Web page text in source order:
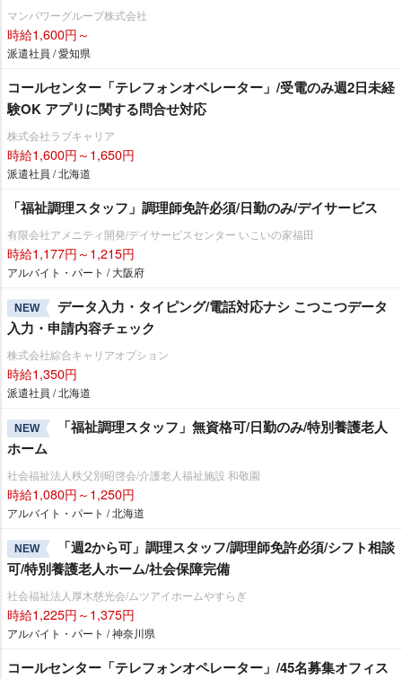
マンパワーグループ株式会社
時給1,600円～
派遣社員 / 愛知県
コールセンター「テレフォンオペレーター」/受電のみ週2日未経
験OK アプリに関する問合せ対応
株式会社ラブキャリア
時給1,600円～1,650円
派遣社員 / 北海道
「福祉調理スタッフ」調理師免許必須/日勤のみ/デイサービス
有限会社アメニティ開発/デイサービスセンター いこいの家福田
時給1,177円～1,215円
アルバイト・パート / 大阪府
NEW
データ入力・タイピング/電話対応ナシ こつこつデータ
入力・申請内容チェック
株式会社綜合キャリアオプション
時給1,350円
派遣社員 / 北海道
NEW
「福祉調理スタッフ」無資格可/日勤のみ/特別養護老人
ホーム
社会福祉法人秩父別昭啓会/介護老人福祉施設 和敬園
時給1,080円～1,250円
アルバイト・パート / 北海道
NEW
「週2から可」調理スタッフ/調理師免許必須/シフト相談
可/特別養護老人ホーム/社会保障完備
社会福祉法人厚木慈光会/ムツアイホームやすらぎ
時給1,225円～1,375円
アルバイト・パート / 神奈川県
コールセンター「テレフォンオペレーター」/45名募集オフィス